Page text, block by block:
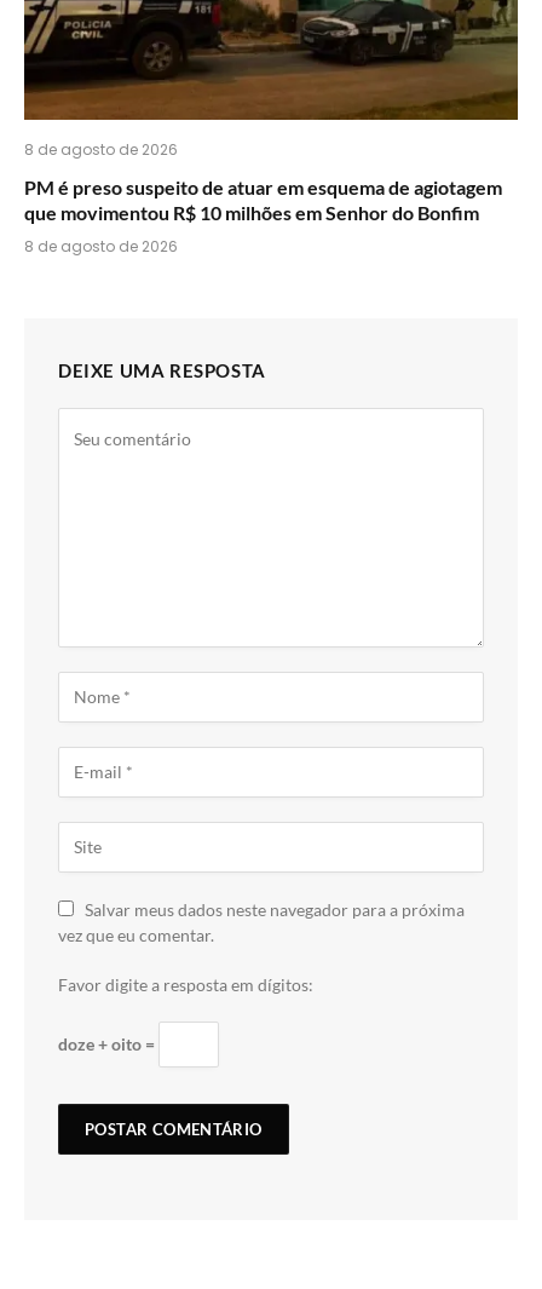
8 de agosto de 2026
PM é preso suspeito de atuar em esquema de agiotagem
que movimentou R$ 10 milhões em Senhor do Bonfim
8 de agosto de 2026
DEIXE UMA RESPOSTA
Salvar meus dados neste navegador para a próxima
vez que eu comentar.
Favor digite a resposta em dígitos:
doze + oito =